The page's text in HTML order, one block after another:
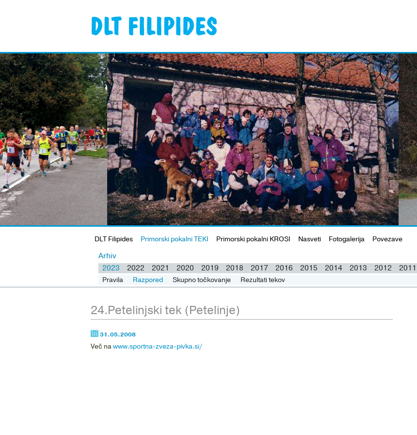
DLT Filipides Primorski pokalni TEKI
Arhiv
2023
Pravila člani Pravila mladina Razpored Rezultati tekov
2022 2021 2020 2019 2018 2017 2016 2015 2014 2013 2012 2011
Pravila Razpored Skupno točkovanje Rezultati tekov
Primorski pokalni KROSI Nasveti Fotogalerija Povezave
24.Petelinjski tek (Petelinje)
31.05.2008
Več nawww.sportna-zveza-pivka.si/